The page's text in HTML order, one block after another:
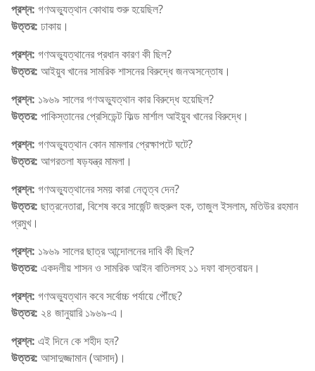
প্রশ্ন: গণঅভ্যুত্থান কোথায় শুরু হয়েছিল?
উত্তর: ঢাকায়।
প্রশ্ন: গণঅভ্যুত্থানের প্রধান কারণ কী ছিল?
উত্তর: আইয়ুব খানের সামরিক শাসনের বিরুদ্ধে জনঅসন্তোষ।
প্রশ্ন: ১৯৬৯ সালের গণঅভ্যুত্থান কার বিরুদ্ধে হয়েছিল?
উত্তর: পাকিস্তানের প্রেসিডেন্ট ফিল্ড মার্শাল আইয়ুব খানের বিরুদ্ধে।
প্রশ্ন: গণঅভ্যুত্থান কোন মামলার প্রেক্ষাপটে ঘটে?
উত্তর: আগরতলা ষড়যন্ত্র মামলা।
প্রশ্ন: গণঅভ্যুত্থানের সময় কারা নেতৃত্ব দেন?
উত্তর: ছাত্রনেতারা, বিশেষ করে সার্জেন্ট জহুরুল হক, তাজুল ইসলাম, মতিউর রহমান
প্রমুখ।
প্রশ্ন: ১৯৬৯ সালের ছাত্র আন্দোলনের দাবি কী ছিল?
উত্তর: একদলীয় শাসন ও সামরিক আইন বাতিলসহ ১১ দফা বাস্তবায়ন।
প্রশ্ন: গণঅভ্যুত্থান কবে সর্বোচ্চ পর্যায়ে পৌঁছে?
উত্তর: ২৪ জানুয়ারি ১৯৬৯-এ।
প্রশ্ন: এই দিনে কে শহীদ হন?
উত্তর: আসাদুজ্জামান (আসাদ)।